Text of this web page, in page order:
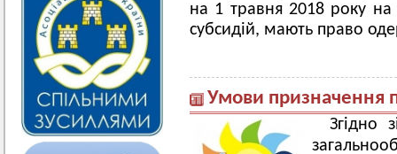
на 1 травня 2018 року
субсидій, мають право
Умови призначення
Згідно